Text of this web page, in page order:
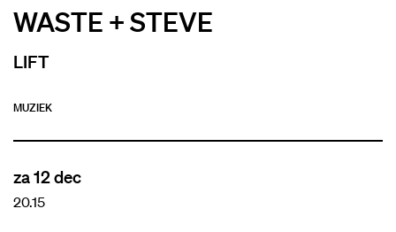
WASTE + STEVE
LIFT
MUZIEK
za 12 dec
20.15